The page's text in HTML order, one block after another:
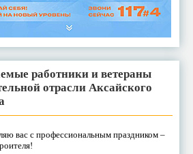
работники и ветераны
отрасли Аксайского
вас с профессиональным праздником –